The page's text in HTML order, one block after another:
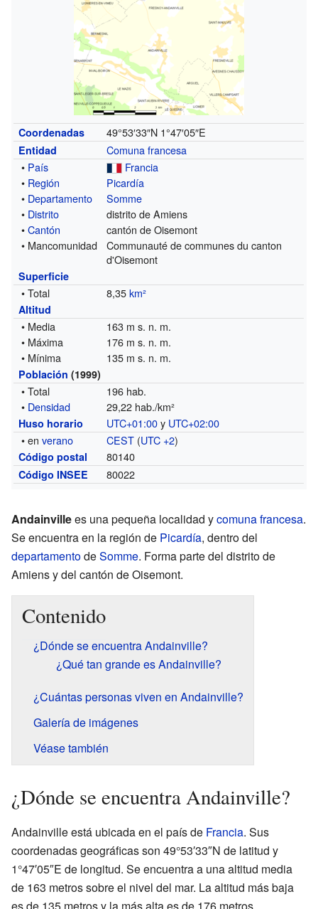
Coordenadas 49°53′33″N 1°47′05″E
Entidad
Comuna francesa
• País
Francia
• Región
Picardía
• Departamento
Somme
• Distrito
distrito de Amiens
•Cantón
cantón de Oisemont
• Mancomunidad
Communauté de communes du canton
d'Oisemont
Superficie
• Total 8,35km²
Altitud
• Media
163 m s. n. m.
• Máxima
176 m s. n. m.
• Mínima
135 m s. n. m.
Población (1999)
• Total
196 hab.
• Densidad 29,22 hab./km²
Huso horario UTC+01:00y UTC+02:00
• enverano CEST (UTC +2)
Código postal 80140
Código INSEE 80022
Andainvillees una pequeña localidad ycomuna francesa.
Se encuentra en la región de Picardía, dentro del
departamentodeSomme. Forma parte del distrito de
Amiens y del cantón de Oisemont.
Contenido
¿Dónde se encuentra Andainville?
¿Qué tan grande es Andainville?
¿Cuántas personas viven en Andainville?
Galería de imágenes
Véase también
¿Dónde se encuentra Andainville?
Andainville está ubicada en el país de Francia. Sus
coordenadas geográficas son 49°53′33″N de latitud y
1°47′05″E de longitud. Se encuentra a una altitud media
de 163 metros sobre el nivel del mar. La altitud más baja
es de 135 metros y la más alta es de 176 metros.